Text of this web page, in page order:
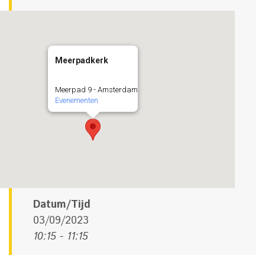
Meerpadkerk
Meerpad 9 - Amsterdam
Evenementen
Datum/Tijd
03/09/2023
10:15 - 11:15